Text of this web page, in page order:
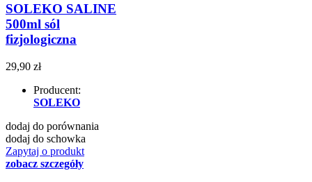
SOLEKO SALINE
500ml sól
fizjologiczna
29,90 zł
Producent:
SOLEKO
dodaj do porównania
dodaj do schowka
Zapytaj o produkt
zobacz szczegóły